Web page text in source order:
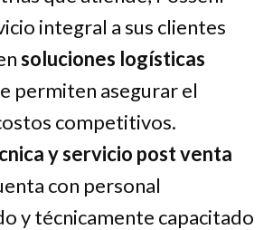
integral a sus clientes
soluciones logísticas
permiten asegurar el
competitivos.
y servicio post venta
con personal
y técnicamente capacitado